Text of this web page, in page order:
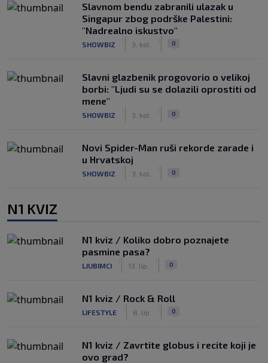
Slavnom bendu zabranili ulazak u
Singapur zbog podrške Palestini:
"Nadrealno iskustvo"
SHOWBIZ 3. kol. 0
Slavni glazbenik progovorio o velikoj
borbi: "Ljudi su se dolazili oprostiti od
mene"
SHOWBIZ 3. kol. 0
Novi Spider-Man ruši rekorde zarade i
u Hrvatskoj
SHOWBIZ 3. kol. 0
N1 KVIZ
N1 kviz / Koliko dobro poznajete
pasmine pasa?
LJUBIMCI 13. lip. 0
N1 kviz / Rock & Roll
LIFESTYLE 8. lip. 0
N1 kviz / Zavrtite globus i recite koji je
ovo grad?